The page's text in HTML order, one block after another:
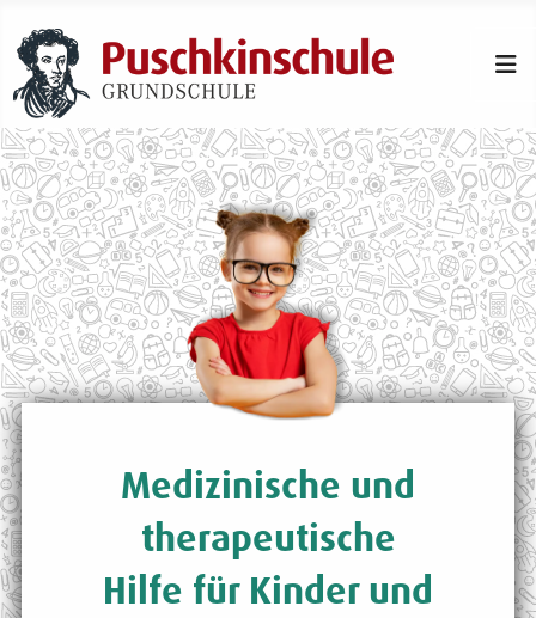
Medizinische und
therapeutische
Hilfe für Kinder und